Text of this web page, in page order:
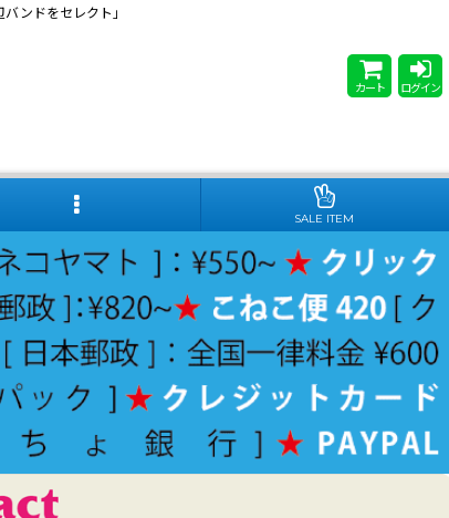
ンドをセレクト」
カート ログイン
SALE ITEM